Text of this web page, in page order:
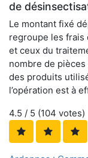
de
Le montant fixé
regroupe les frais
et ceux du
nombre de
des produits
l’opération est à
4.5 / 5 (104 votes)